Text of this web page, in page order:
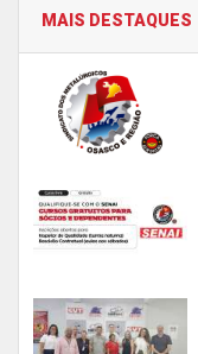
MAIS DESTAQUES